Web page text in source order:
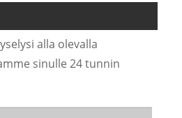
alla olevalla
sinulle 24 tunnin